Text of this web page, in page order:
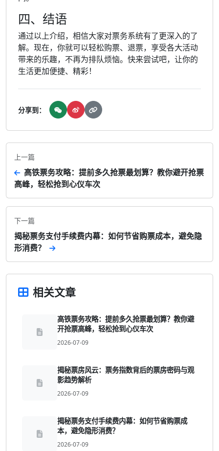
四、结语
通过以上介绍，相信大家对票务系统有了更深入的了
解。现在，你就可以轻松购票、退票，享受各大活动
带来的乐趣，不再为排队烦恼。快来尝试吧，让你的
生活更加便捷、精彩！
分享到：
上一篇
高铁票务攻略：提前多久抢票最划算？教你避开抢票
高峰，轻松抢到心仪车次
下一篇
揭秘票务支付手续费内幕：如何节省购票成本，避免隐
形消费？
相关文章
高铁票务攻略：提前多久抢票最划算？教你避
开抢票高峰，轻松抢到心仪车次
2026-07-09
揭秘票房风云：票务指数背后的票房密码与观
影趋势解析
2026-07-09
揭秘票务支付手续费内幕：如何节省购票成
本，避免隐形消费？
2026-07-09